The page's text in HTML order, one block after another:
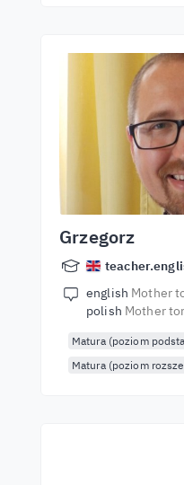
Grzegorz
english Mother
polish Mother
Matura (poziom
Matura (poziom